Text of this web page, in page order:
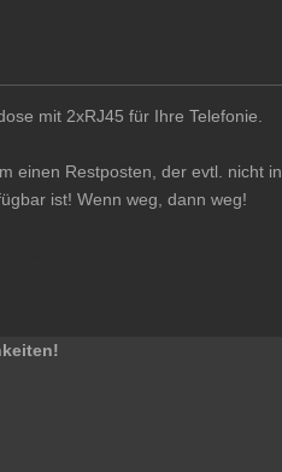
mit 2xRJ45 für Ihre Telefonie.
einen Restposten, der evtl. nicht in
ist! Wenn weg, dann weg!